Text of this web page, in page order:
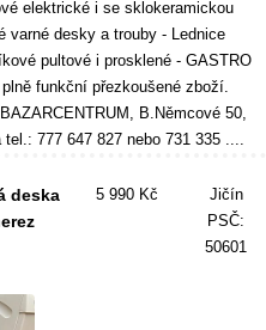
elektrické i se sklokeramickou
varné desky a trouby - Lednice
pultové i prosklené - GASTRO
funkční přezkoušené zboží.
B.Němcové 50,
777 647 827 nebo 731 335 ....
deska
5 990 Kč
Jičín
PSČ:
50601